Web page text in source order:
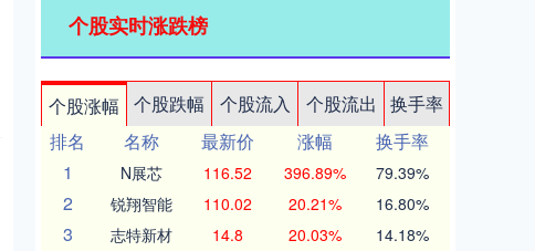
个股实时涨跌榜
个股涨幅 个股跌幅 个股流入 个股流出
换手率
排名
名称 最新价 涨幅
换手率
1
N展芯 116.52 396.89% 79.39%
2 锐翔智能 110.02 20.21% 16.80%
3 志特新材 14.8 20.03% 14.18%